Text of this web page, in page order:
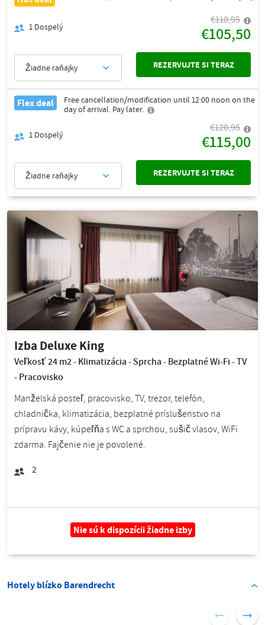
1 Dospelý
€110,95
€105,50
Žiadne raňajky REZERVUJTE SI TERAZ
Flex deal
Free cancellation/modification until 12:00 noon on the
day of arrival. Pay later.
1 Dospelý
€120,95
€115,00
Žiadne raňajky REZERVUJTE SI TERAZ
Izba Deluxe King
Veľkosť 24 m2 - Klimatizácia - Sprcha - Bezplatné Wi-Fi - TV
- Pracovisko
Manželská posteľ, pracovisko, TV, trezor, telefón,
chladnička, klimatizácia, bezplatné príslušenstvo na
prípravu kávy, kúpeľňa s WC a sprchou, sušič vlasov, WiFi
zdarma. Fajčenie nie je povolené.
2
Nie sú k dispozícii žiadne izby
Hotely blízko Barendrecht